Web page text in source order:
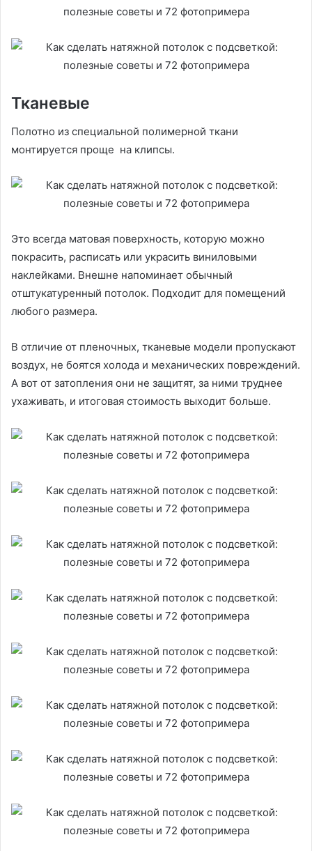
Тканевые
Полотно из специальной полимерной ткани
монтируется проще на клипсы.
Это всегда матовая поверхность, которую можно
покрасить, расписать или украсить виниловыми
наклейками. Внешне напоминает обычный
отштукатуренный потолок. Подходит для помещений
любого размера.
В отличие от пленочных, тканевые модели пропускают
воздух, не боятся холода и механических повреждений.
А вот от затопления они не защитят, за ними труднее
ухаживать, и итоговая стоимость выходит больше.